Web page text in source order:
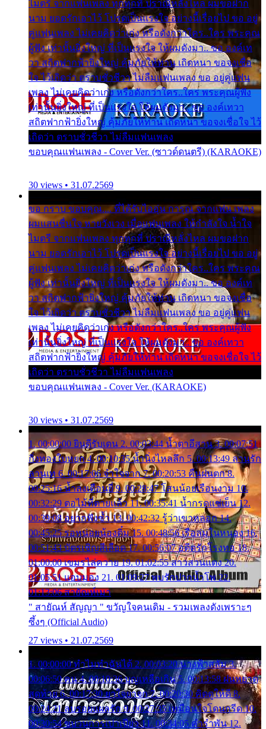
ไมตรี จากแฟนเพลง ทุกทุกที่ ปราณีหลั่งไหล ผมขอฝาก
นาม ยอดรักเอาไว้ โปรดเป็นแรงใจ อย่างนี้เรื่อยไป ขอ อยู่
คู่แฟนเพลง ไม่เคยคิดว่าเก่ง หรือดังกว่าใคร..ใคร พระคุณ
ผู้ฟัง เท่านั้นยิ่งใหญ่ ที่เป็นแรงใจ ให้ผมดังมา.. ขอ องค์เท
วา สถิตฟากฟ้ายิ่งใหญ่ คุ้มภัยให้ท่าน เถิดหนา ขอจงเชื่อ
ใจ ไว้เถิดว่า ตราบชั่วชีวา ไม่ลืมแฟนเพลง ขอ อยู่คู่แฟน
เพลง ไม่เคยคิดว่าเก่ง หรือดังกว่าใคร..ใคร พระคุณผู้ฟัง
เท่านั้นยิ่งใหญ่ ที่เป็นแรงใจ ให้ผมดังมา.. ขอ องค์เทวา
สถิตฟากฟ้ายิ่งใหญ่ คุ้มภัยให้ท่าน เถิดหนา ขอจงเชื่อใจ ไว้
เถิดว่า ตราบชั่วชีวา ไม่ลืมแฟนเพลง
ขอบคุณแฟนเพลง - Cover Ver. (ซาวด์ดนตรี) (KARAOKE)
30 views • 31.07.2569
ขอ กราบ ขอบคุณ.... ที่ได้รับไออุ่น การุณ จากแฟน เพลง
ผมแสนชื่นใจ หายวังเวง เมื่อแฟนเพลง ให้กำลังใจ น้ำใจ
ไมตรี จากแฟนเพลง ทุกทุกที่ ปราณีหลั่งไหล ผมขอฝาก
นาม ยอดรักเอาไว้ โปรดเป็นแรงใจ อย่างนี้เรื่อยไป ขอ อยู่
คู่แฟนเพลง ไม่เคยคิดว่าเก่ง หรือดังกว่าใคร..ใคร พระคุณ
ผู้ฟัง เท่านั้นยิ่งใหญ่ ที่เป็นแรงใจ ให้ผมดังมา.. ขอ องค์เท
วา สถิตฟากฟ้ายิ่งใหญ่ คุ้มภัยให้ท่าน เถิดหนา ขอจงเชื่อ
ใจ ไว้เถิดว่า ตราบชั่วชีวา ไม่ลืมแฟนเพลง ขอ อยู่คู่แฟน
เพลง ไม่เคยคิดว่าเก่ง หรือดังกว่าใคร..ใคร พระคุณผู้ฟัง
เท่านั้นยิ่งใหญ่ ที่เป็นแรงใจ ให้ผมดังมา.. ขอ องค์เทวา
สถิตฟากฟ้ายิ่งใหญ่ คุ้มภัยให้ท่าน เถิดหนา ขอจงเชื่อใจ ไว้
เถิดว่า ตราบชั่วชีวา ไม่ลืมแฟนเพลง
ขอบคุณแฟนเพลง - Cover Ver. (KARAOKE)
30 views • 31.07.2569
1. 00:00:00 ยินดีรับเดน 2. 00:03:44 น้ำตาอีสาน 3. 00:07:51
กิ่งทองใบหยก 4. 00:10:35 น้ำนิ่งไหลลึก 5. 00:13:49 ลานรัก
ลานเท 6. 00:17:06 จำใจจาก 7. 00:20:53 คืนฝนตก 8.
00:25:16 น้ำลงเดือนยี่ 9. 00:28:47 โสนน้อยเรือนงาม 10.
00:32:29 ตอไม้ที่ตายแล้ว 11. 00:35:41 น้ำกรดแช่เย็น 12.
00:39:08 อยากฟังซ้ำ 13. 00:42:32 รู้ว่าเขาหลอก 14.
00:45:25 รอหน่อยน้องติ๋ม 15. 00:48:56 เรือล่มในหนอง 16.
00:51:43 บัตรเชิญสีเลือด 17. 00:56:07 อดีตรักโรงทอ 18.
01:00:00 เขมรไล่ควาย 19. 01:02:55 สาวสวนแตง 20.
01:05:51 แอบมอง 21. 01:09:27 พบรักปากน้ำโพ 22.
01:13:06 สายัณห์เมา
" สายัณห์ สัญญา " ขวัญใจคนเดิม - รวมเพลงดังเพราะๆ
ซึ้งๆ (Official Audio)
27 views • 21.07.2569
1. 00:00:00 ทำไมทำฉันได้ 2. 00:03:20 นางฟ้าสลัม 3.
00:06:50 คน 4. 00:10:36 บุญเหลือเกิน 5. 00:13:58 ฝนหยาด
สุดท้าย 6. 00:17:30 ยาใจยาจก 7. 00:20:30 คิดดูให้ดี 8.
00:24:21 ลบรอยแผลรัก 9. 00:27:35 เหมือนใจโดนกรีด 10.
00:30:54 ขบวนการเปาเปียว 11. 00:34:05 คำรำพัน 12.